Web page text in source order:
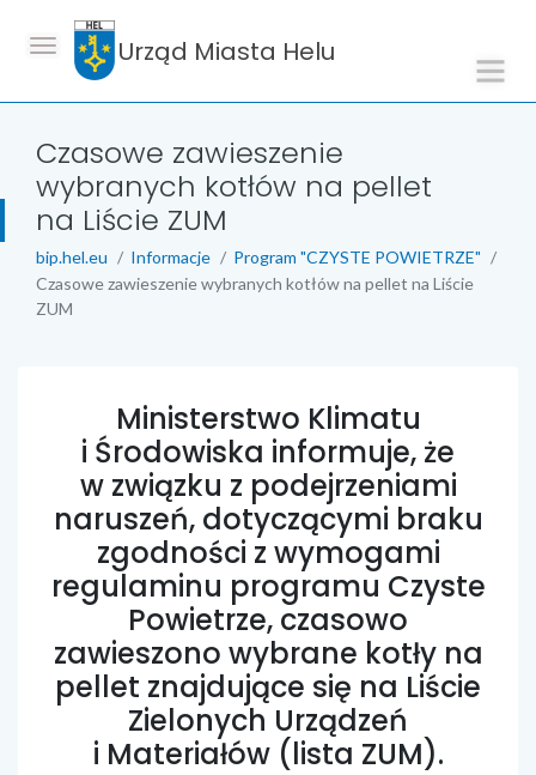
Urząd Miasta Helu
Czasowe zawieszenie
wybranych kotłów na pellet
na Liście ZUM
bip.hel.eu Informacje
Program "CZYSTE POWIETRZE"
Czasowe zawieszenie wybranych kotłów na pellet na Liście
ZUM
Ministerstwo Klimatu
i Środowiska informuje, że
w związku z podejrzeniami
naruszeń, dotyczącymi braku
zgodności z wymogami
regulaminu programu Czyste
Powietrze, czasowo
zawieszono wybrane kotły na
pellet znajdujące się na Liście
Zielonych Urządzeń
i Materiałów (lista ZUM).